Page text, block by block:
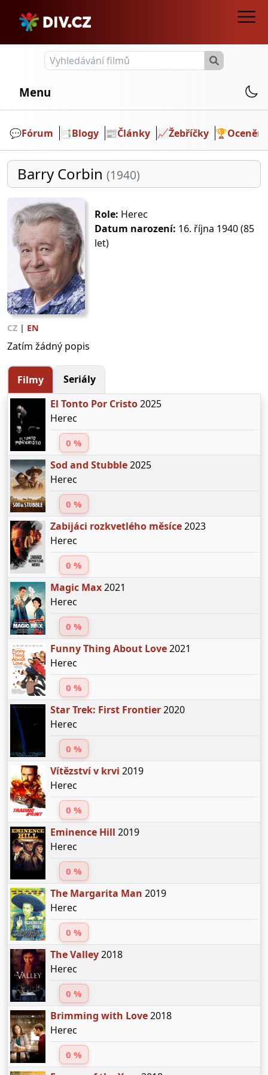
Menu
💬️Fórum 📑Blogy 📰Články 📈Žebříčky 🏆Ocenění
Barry Corbin (1940)
Role: Herec
Datum narození: 16. října 1940 (85
let)
CZ | EN
Zatím žádný popis
Filmy
Seriály
El Tonto Por Cristo2025
Herec
0 %
Sod and Stubble2025
Herec
0 %
Zabijáci rozkvetlého měsíce2023
Herec
0 %
Magic Max2021
Herec
0 %
Funny Thing About Love2021
Herec
0 %
Star Trek: First Frontier2020
Herec
0 %
Vítězství v krvi 2019
Herec
0 %
Eminence Hill 2019
Herec
0 %
The Margarita Man 2019
Herec
0 %
The Valley2018
Herec
0 %
Brimming with Love2018
Herec
0 %